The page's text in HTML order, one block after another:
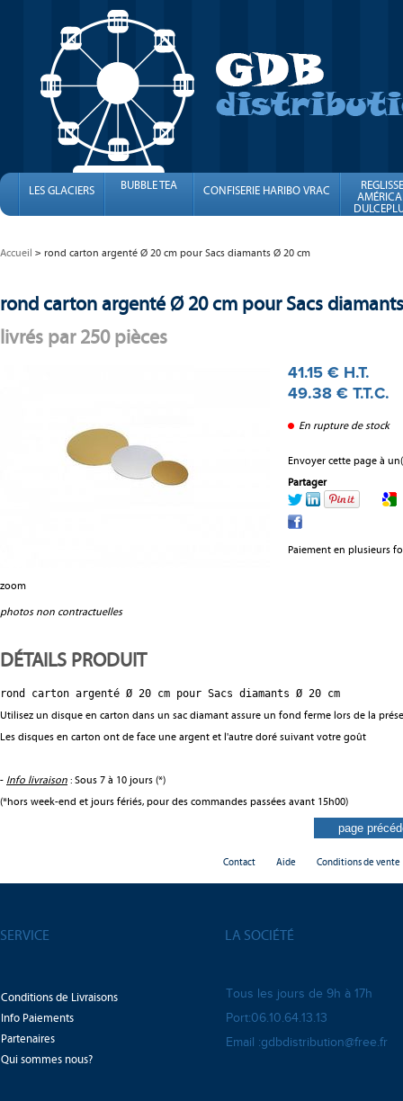
LES GLACIERS BUBBLE TEA CONFISERIE HARIBO VRAC
FINI
Accueil rond carton argenté Ø 20 cm pour Sacs diamants Ø 20 cm
rond carton argenté Ø 20 cm pour Sacs
livrés par 250 pièces
zoom
photos non contractuelles
41 .15 € H.T.
49.38 € T.T.C.
En rupture de stock
Envoyer cette page à
Partager
Paiement en plusieurs
DÉTAILS PRODUIT
rond carton argenté Ø 20 cm pour Sacs diamants Ø 20 cm
Utilisez un disque en carton dans un sac diamant assure un fond ferme lors de la
Les disques en carton ont de face une argent et l'autre doré suivant votre goût
- Info livraison : Sous 7 à 10 jours (*)
(*hors week-end et jours fériés, pour des commandes passées avant 15h00)
Contact Aide Conditions de vente
SERVICE LA SOCIÉTÉ
Conditions de Livraisons
Info Paiements
Partenaires
Qui sommes nous?
Tous les jours de 9h à 17h
Port:06.10.64.13.13
Email :gdbdistribution@free.fr